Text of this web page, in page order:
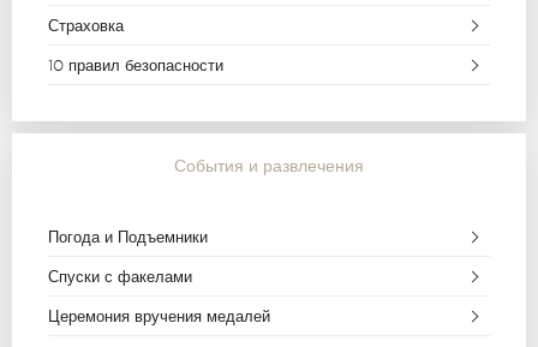
Страховка
10 правил безопасности
События и развлечения
Погода и Подъемники
Спуски с факелами
Церемония вручения медалей